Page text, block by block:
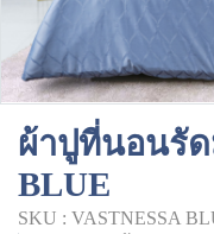
ผ้าปูที่นอนรัด
BLUE
SKU : VASTNESSA